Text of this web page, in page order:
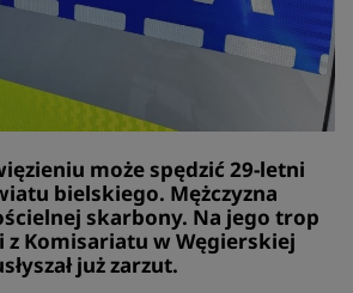
może spędzić 29-letni
bielskiego. Mężczyzna
skarbony. Na jego trop
Komisariatu w Węgierskiej
już zarzut.